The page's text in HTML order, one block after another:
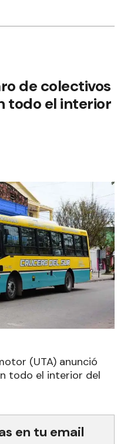
de colectivos
todo el interior
(UTA) anunció
todo el interior del
en tu email